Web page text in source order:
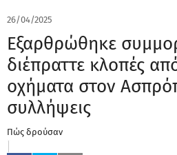
26/04/2025
Εξαρθρώθηκε
διέπραττε κλοπές
οχήματα στον
συλλήψεις
Πώς δρούσαν